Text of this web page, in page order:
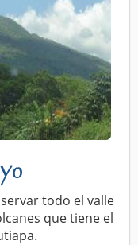
todo el valle
que tiene el